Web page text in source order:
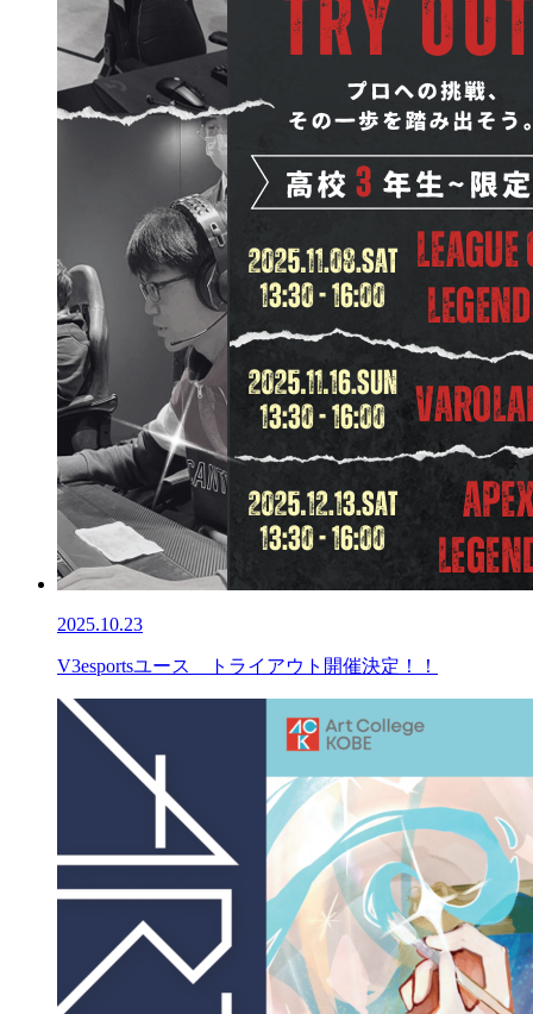
2025.10.23
V3esportsユース トライアウト開催決定！！